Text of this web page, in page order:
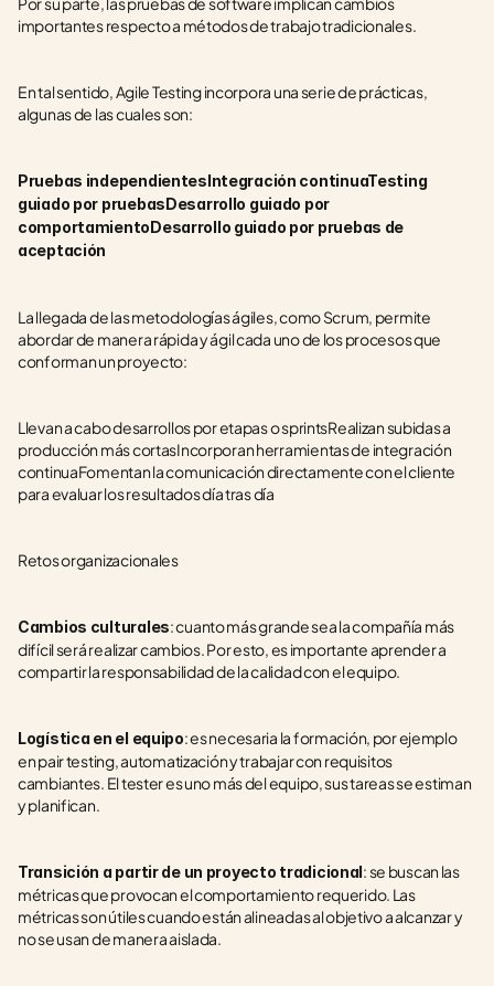
importantes respecto a métodos de trabajo tradicionales.
En tal sentido, Agile Testing incorpora una serie de prácticas,
algunas de las cuales son:
Pruebas independientesIntegración continuaTesting
guiado por pruebasDesarrollo guiado por
comportamientoDesarrollo guiado por pruebas de
aceptación
La llegada de las metodologías ágiles, como Scrum, permite
abordar de manera rápida y ágil cada uno de los procesos que
conforman un proyecto:
Llevan a cabo desarrollos por etapas o sprintsRealizan subidas a
producción más cortasIncorporan herramientas de integración
continuaFomentan la comunicación directamente con el cliente
para evaluar los resultados día tras día
Retos organizacionales
Cambios culturales: cuanto más grande sea la compañía más
difícil será realizar cambios. Por esto, es importante aprender a
compartir la responsabilidad de la calidad con el equipo.
Logística en el equipo: es necesaria la formación, por ejemplo
en pair testing, automatización y trabajar con requisitos
cambiantes. El tester es uno más del equipo, sus tareas se estiman
y planifican.
Transición a partir de un proyecto tradicional: se buscan las
métricas que provocan el comportamiento requerido. Las
métricas son útiles cuando están alineadas al objetivo a alcanzar y
no se usan de manera aislada.